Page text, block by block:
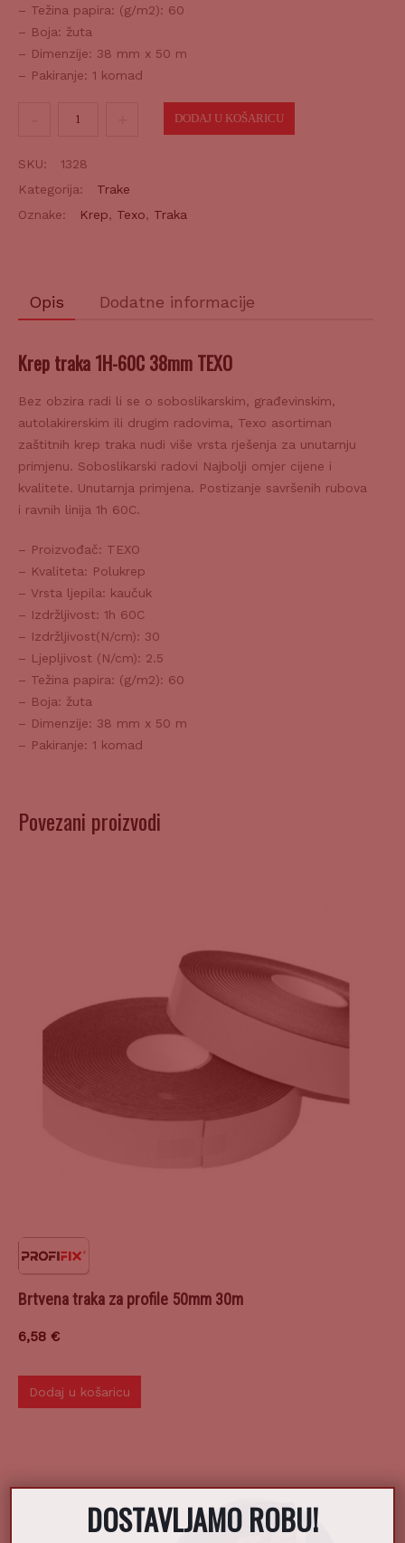
– Težina papira: (g/m2): 60
– Boja: žuta
– Dimenzije: 38 mm x 50 m
– Pakiranje: 1 komad
Krep
38mm
količina
DODAJ U KOŠARICU
SKU:
1328
Kategorija:
Trake
Oznake:
Krep, Texo, Traka
Opis Dodatne informacije
Krep traka 1H-60C 38mm TEXO
Bez obzira radi li se o soboslikarskim, građevinskim,
autolakirerskim ili drugim radovima, Texo asortiman
zaštitnih krep traka nudi više vrsta rješenja za unutarnju
primjenu. Soboslikarski radovi Najbolji omjer cijene i
kvalitete. Unutarnja primjena. Postizanje savršenih rubova
i ravnih linija 1h 60C.
– Proizvođač: TEXO
– Kvaliteta: Polukrep
– Vrsta ljepila: kaučuk
– Izdržljivost: 1h 60C
– Izdržljivost(N/cm): 30
– Ljepljivost (N/cm): 2.5
– Težina papira: (g/m2): 60
– Boja: žuta
– Dimenzije: 38 mm x 50 m
– Pakiranje: 1 komad
Povezani proizvodi
Brtvena traka za profile 50mm 30m
6,58 €
Dodaj u košaricu
DOSTAVLJAMO ROBU!